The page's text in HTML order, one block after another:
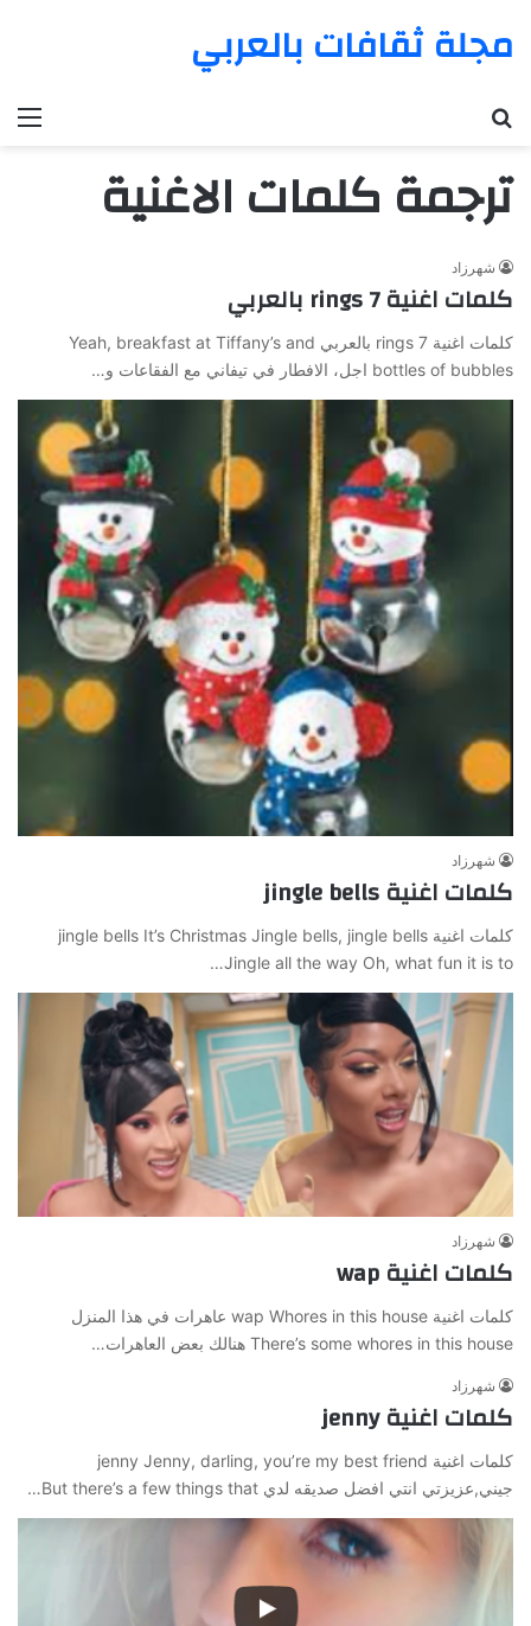
مجلة ثقافات بالعربي
ترجمة كلمات الاغنية
شهرزاد
كلمات اغنية 7 rings بالعربي
كلمات اغنية 7 rings بالعربي Yeah, breakfast at Tiffany’s and
bottles of bubbles اجل، الافطار في تيفاني مع الفقاعات و…
شهرزاد
كلمات اغنية jingle bells
كلمات اغنية jingle bells It’s Christmas Jingle bells, jingle bells
Jingle all the way Oh, what fun it is to…
شهرزاد
كلمات اغنية wap
كلمات اغنية wap Whores in this house عاهرات في هذا المنزل
There’s some whores in this house هنالك بعض العاهرات…
شهرزاد
كلمات اغنية jenny
كلمات اغنية jenny Jenny, darling, you’re my best friend
جيني,عزيزتي انتي افضل صديقه لدي But there’s a few things that…